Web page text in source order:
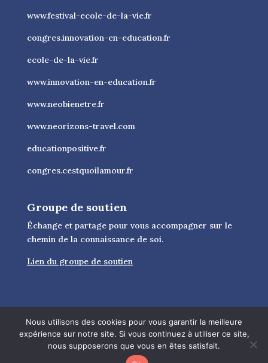
www.festival-ecole-de-la-vie.fr
congres.innovation-en-education.fr
ecole-de-la-vie.fr
www.innovation-en-education.fr
www.neobienetre.fr
www.neorizons-travel.com
educationpositive.fr
congres.cestquoilamour.fr
Groupe de soutien
Échange et partage pour vous accompagner sur le
chemin de la connaissance de soi.
Lien du groupe de soutien
© 2026 Citation bonheur - Tous droits réservés -
Nous utilisons des cookies pour vous garantir la meilleure
expérience sur notre site. Si vous continuez à utiliser ce site,
nous supposerons que vous en êtes satisfait.